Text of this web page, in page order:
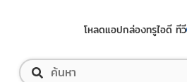
โหลดแอปกล่องทรูไอดี ทีวี